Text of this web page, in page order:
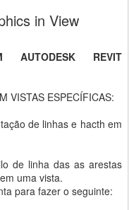
in View
AUTODESK REVIT
VISTAS ESPECÍFICAS:
de linhas e hacth em
de linha das as arestas
uma vista.
para fazer o seguinte: